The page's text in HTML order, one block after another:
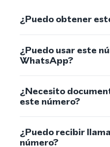
¿Puedo obtener
¿Puedo usar este
WhatsApp?
¿Necesito
este número?
¿Puedo recibir
número?